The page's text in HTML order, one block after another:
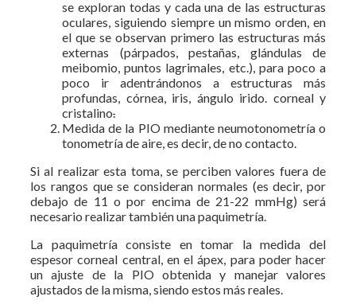
se exploran todas y cada una de las estructuras
oculares, siguiendo siempre un mismo orden, en
el que se observan primero las estructuras más
externas (párpados, pestañas, glándulas de
meibomio, puntos lagrimales, etc.), para poco a
poco ir adentrándonos a estructuras más
profundas, córnea, iris, ángulo irido. corneal y
cristalino.
Medida de la PIO mediante neumotonometría o
tonometría de aire, es decir, de no contacto.
Si al realizar esta toma, se perciben valores fuera de
los rangos que se consideran normales (es decir, por
debajo de 11 o por encima de 21-22 mmHg) será
necesario realizar también una paquimetría.
La paquimetría consiste en tomar la medida del
espesor corneal central, en el ápex, para poder hacer
un ajuste de la PIO obtenida y manejar valores
ajustados de la misma, siendo estos más reales.